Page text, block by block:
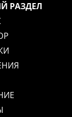
РАЗДЕЛ